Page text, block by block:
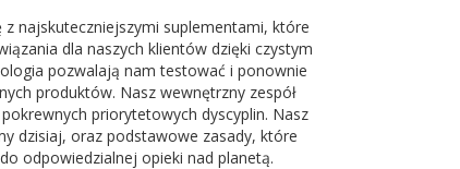
z najskuteczniejszymi suplementami, które
dla naszych klientów dzięki czystym
pozwalają nam testować i ponownie
produktów. Nasz wewnętrzny zespół
priorytetowych dyscyplin. Nasz
dzisiaj, oraz podstawowe zasady, które
odpowiedzialnej opieki nad planetą.